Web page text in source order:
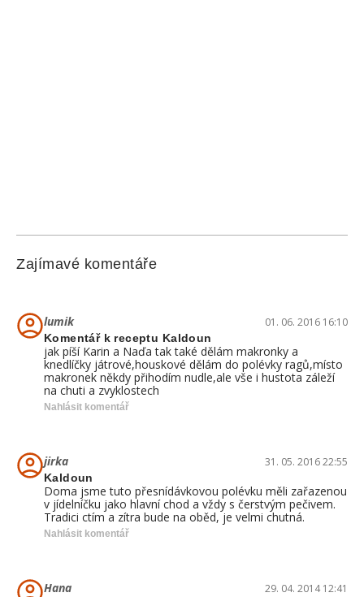
Zajímavé komentáře
lumik 01. 06. 2016 16:10
Komentář k receptu Kaldoun
jak píší Karin a Naďa tak také dělám makronky a
knedlíčky játrové,houskové dělám do polévky ragů,místo
makronek někdy přihodím nudle,ale vše i hustota záleží
na chuti a zvyklostech
Nahlásit komentář
jirka 31. 05. 2016 22:55
Kaldoun
Doma jsme tuto přesnídávkovou polévku měli zařazenou
v jídelníčku jako hlavní chod a vždy s čerstvým pečivem.
Tradici ctím a zítra bude na oběd, je velmi chutná.
Nahlásit komentář
Hana 29. 04. 2014 12:41